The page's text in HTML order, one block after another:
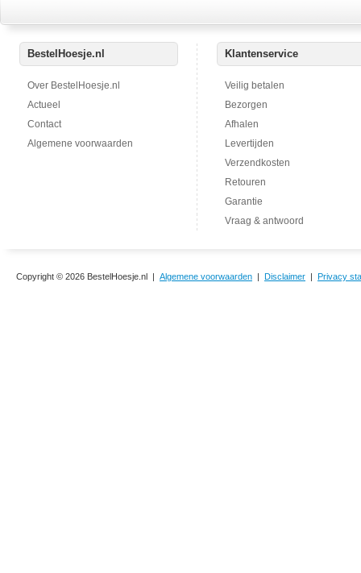
BestelHoesje.nl
Over BestelHoesje.nl
Actueel
Contact
Algemene voorwaarden
Klantenservice
Veilig betalen
Bezorgen
Afhalen
Levertijden
Verzendkosten
Retouren
Garantie
Vraag & antwoord
Copyright © 2026 BestelHoesje.nl | Algemene voorwaarden | Disclaimer | Privacy